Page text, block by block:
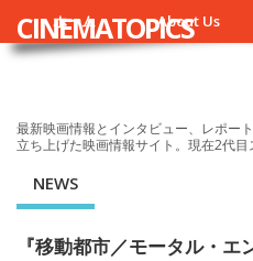
ホーム About Us
CINEMATOPICS
最新映画情報とインタビュー、レポー
立ち上げた映画情報サイト。現在2代目
NEWS
『移動都市／モータル・エ